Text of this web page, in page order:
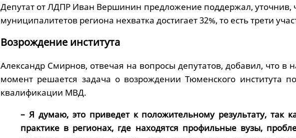
Депутат от ЛДПР Иван Вершинин предложение поддержал, уточнив,
муниципалитетов региона нехватка достигает 32%, то есть трети
Возрождение института
Александр Смирнов, отвечая на вопросы депутатов, добавил, что в
момент решается задача о возрождении Тюменского института
квалификации МВД.
– Я думаю, это приведет к положительному результату, так
практике в регионах, где находятся профильные вузы,